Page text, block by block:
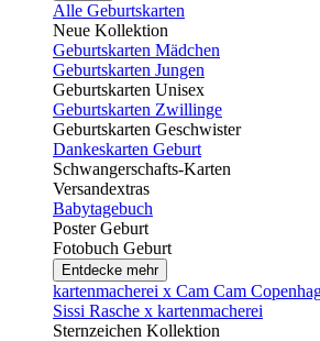
Alle Geburtskarten
Neue Kollektion
Geburtskarten Mädchen
Geburtskarten Jungen
Geburtskarten Unisex
Geburtskarten Zwillinge
Geburtskarten Geschwister
Dankeskarten Geburt
Schwangerschafts-Karten
Versandextras
Babytagebuch
Poster Geburt
Fotobuch Geburt
Entdecke mehr
kartenmacherei x Cam Cam
Sissi Rasche x kartenmacherei
Sternzeichen Kollektion